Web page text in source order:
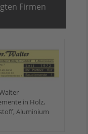
Firmen
in Holz,
Aluminium